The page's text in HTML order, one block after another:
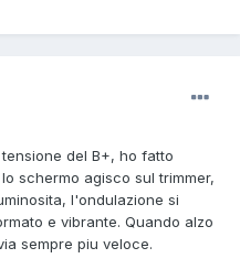
del B+, ho fatto
schermo agisco sul trimmer,
l'ondulazione si
e vibrante. Quando alzo
sempre piu veloce.